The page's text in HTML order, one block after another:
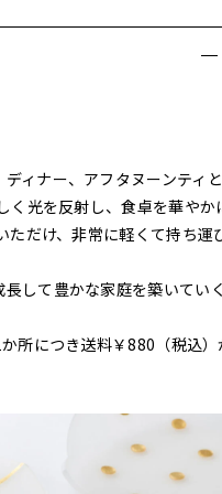
ィナー、アフタヌーンティ
く光を反射し、食卓を華やか
だけ、非常に軽くて持ち運
して豊かな家庭を築いてい
所につき送料￥880（税込）